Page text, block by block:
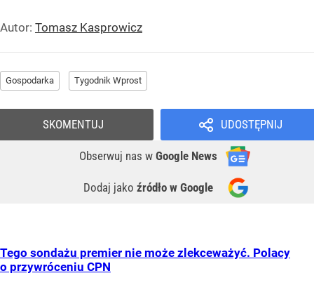
Autor: Tomasz Kasprowicz
Gospodarka Tygodnik Wprost
UDOSTĘPNIJ
Obserwuj nas w Google News
Dodaj jako źródło w Google
SKOMENTUJ
Tego sondażu premier nie może zlekceważyć. Polacy
o przywróceniu CPN